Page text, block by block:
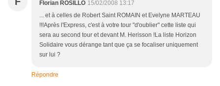
Florian ROSILLO 15/02/2008 13:17
... et à celles de Robert Saint ROMAIN et Evelyne MARTEAU
!!!Après l'Express, c'est à votre tour "d'oublier" cette liste qui
sera au second tour et devant M. Herisson !La liste Horizon
Solidaire vous dérange tant que ça se focaliser uniquement
sur lui ?
Répondre